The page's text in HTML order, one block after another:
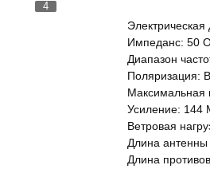
4
Импеданс: 50
Диапазон
Поляризация:
Максимальная
Усиление: 144
Ветровая
Длина
Длина